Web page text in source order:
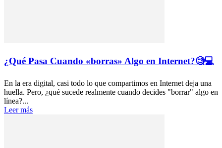
¿Qué Pasa Cuando «borras» Algo en Internet?🧐💻
En la era digital, casi todo lo que compartimos en Internet deja una
huella. Pero, ¿qué sucede realmente cuando decides "borrar" algo en
línea?...
Leer más